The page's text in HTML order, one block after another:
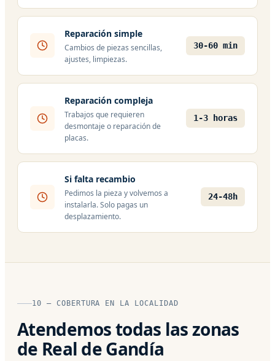
Reparación simple
Cambios de piezas sencillas,
ajustes, limpiezas.
30-60 min
Reparación compleja
Trabajos que requieren
desmontaje o reparación de
placas.
1-3 horas
Si falta recambio
Pedimos la pieza y volvemos a
instalarla. Solo pagas un
desplazamiento.
24-48h
10 — COBERTURA EN LA LOCALIDAD
Atendemos todas las zonas
de Real de Gandía